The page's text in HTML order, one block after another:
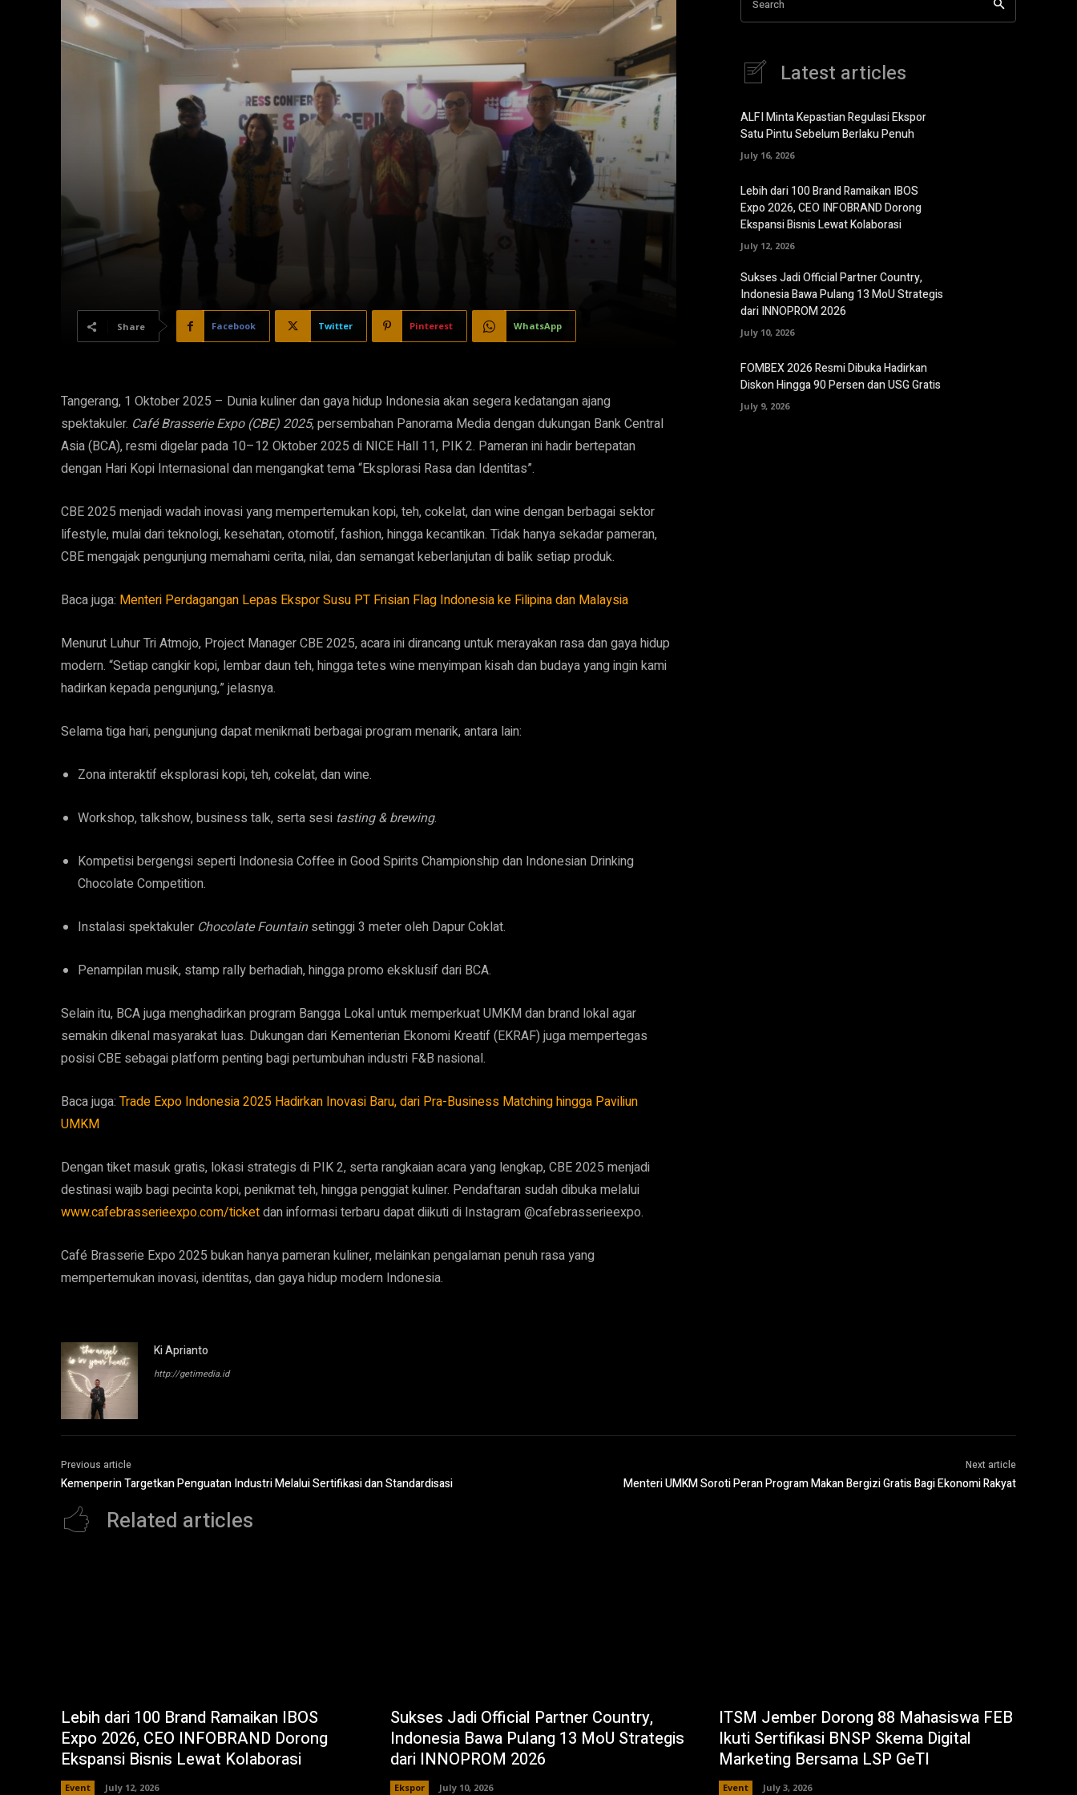
Share Facebook Twitter Pinterest WhatsApp
Tangerang, 1 Oktober 2025 – Dunia kuliner dan gaya hidup Indonesia akan segera kedatangan ajang
spektakuler. Café Brasserie Expo (CBE) 2025, persembahan Panorama Media dengan dukungan Bank Central
Asia (BCA), resmi digelar pada 10–12 Oktober 2025 di NICE Hall 11, PIK 2. Pameran ini hadir bertepatan
dengan Hari Kopi Internasional dan mengangkat tema “Eksplorasi Rasa dan Identitas”.
CBE 2025 menjadi wadah inovasi yang mempertemukan kopi, teh, cokelat, dan wine dengan berbagai sektor
lifestyle, mulai dari teknologi, kesehatan, otomotif, fashion, hingga kecantikan. Tidak hanya sekadar pameran,
CBE mengajak pengunjung memahami cerita, nilai, dan semangat keberlanjutan di balik setiap produk.
Baca juga: Menteri Perdagangan Lepas Ekspor Susu PT Frisian Flag Indonesia ke Filipina dan Malaysia
Menurut Luhur Tri Atmojo, Project Manager CBE 2025, acara ini dirancang untuk merayakan rasa dan gaya hidup
modern. “Setiap cangkir kopi, lembar daun teh, hingga tetes wine menyimpan kisah dan budaya yang ingin kami
hadirkan kepada pengunjung,” jelasnya.
Selama tiga hari, pengunjung dapat menikmati berbagai program menarik, antara lain:
Zona interaktif eksplorasi kopi, teh, cokelat, dan wine.
Workshop, talkshow, business talk, serta sesi tasting & brewing.
Kompetisi bergengsi seperti Indonesia Coffee in Good Spirits Championship dan Indonesian Drinking
Chocolate Competition.
Instalasi spektakuler Chocolate Fountainsetinggi 3 meter oleh Dapur Coklat.
Penampilan musik, stamp rally berhadiah, hingga promo eksklusif dari BCA.
Selain itu, BCA juga menghadirkan program Bangga Lokal untuk memperkuat UMKM dan brand lokal agar
semakin dikenal masyarakat luas. Dukungan dari Kementerian Ekonomi Kreatif (EKRAF) juga mempertegas
posisi CBE sebagai platform penting bagi pertumbuhan industri F&B nasional.
Baca juga: Trade Expo Indonesia 2025 Hadirkan Inovasi Baru, dari Pra-Business Matching hingga Paviliun
UMKM
Dengan tiket masuk gratis, lokasi strategis di PIK 2, serta rangkaian acara yang lengkap, CBE 2025 menjadi
destinasi wajib bagi pecinta kopi, penikmat teh, hingga penggiat kuliner. Pendaftaran sudah dibuka melalui
www.cafebrasserieexpo.com/ticketdan informasi terbaru dapat diikuti di Instagram @cafebrasserieexpo.
Café Brasserie Expo 2025 bukan hanya pameran kuliner, melainkan pengalaman penuh rasa yang
mempertemukan inovasi, identitas, dan gaya hidup modern Indonesia.
Ki Aprianto
http://getimedia.id
Search
Latest articles
ALFI Minta Kepastian Regulasi Ekspor
Satu Pintu Sebelum Berlaku Penuh
July 16, 2026
Lebih dari 100 Brand Ramaikan IBOS
Expo 2026, CEO INFOBRAND Dorong
Ekspansi Bisnis Lewat Kolaborasi
July 12, 2026
Sukses Jadi Official Partner Country,
Indonesia Bawa Pulang 13 MoU Strategis
dari INNOPROM 2026
July 10, 2026
FOMBEX 2026 Resmi Dibuka Hadirkan
Diskon Hingga 90 Persen dan USG Gratis
July 9, 2026
Previous article
Kemenperin Targetkan Penguatan Industri Melalui Sertifikasi dan Standardisasi
Next article
Menteri UMKM Soroti Peran Program Makan Bergizi Gratis Bagi Ekonomi Rakyat
Related articles
Lebih dari 100 Brand Ramaikan IBOS
Expo 2026, CEO INFOBRAND Dorong
Ekspansi Bisnis Lewat Kolaborasi
Event July 12, 2026
Sukses Jadi Official Partner Country,
Indonesia Bawa Pulang 13 MoU Strategis
dari INNOPROM 2026
Ekspor July 10, 2026
ITSM Jember Dorong 88 Mahasiswa FEB
Ikuti Sertifikasi BNSP Skema Digital
Marketing Bersama LSP GeTI
Event July 3, 2026